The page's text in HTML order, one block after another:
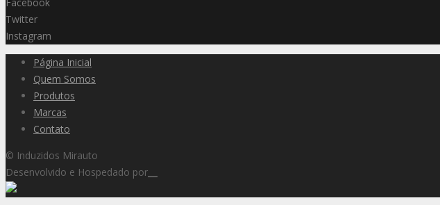
Twitter
Instagram
Página Inicial
Quem Somos
Produtos
Marcas
Contato
© Induzidos Mirauto
Desenvolvido e Hospedado por